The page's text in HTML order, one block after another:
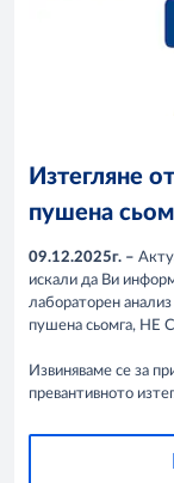
Изтегляне
пушена
09.12.2025г. –
искали да Ви
лабораторен
пушена сьомга, НЕ
Извиняваме се за
превантивното